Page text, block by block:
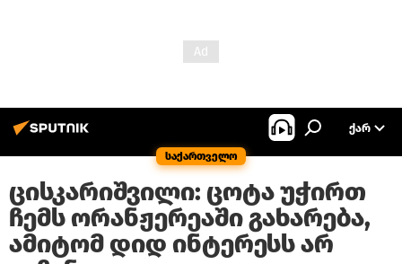
საქართველო
ᲥᲐᲠ
ცისკარიშვილი: ცოტა უჭირთ
ჩემს ორანჟერეაში გახარება,
ამიტომ დიდ ინტერესს არ